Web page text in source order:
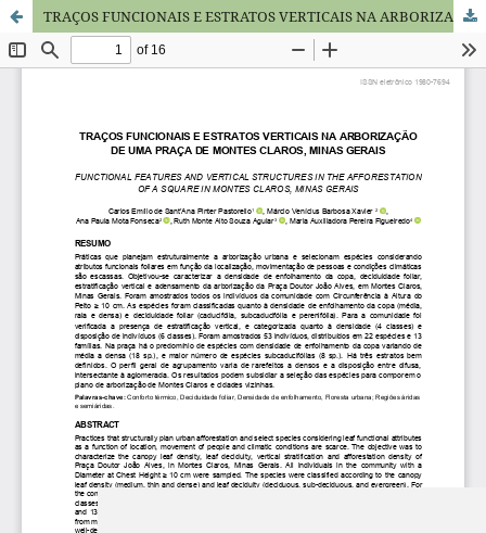
TRAÇOS FUNCIONAIS E ESTRATOS VERTICAIS NA ARBORIZAÇÃO DE UMA PRAÇA DE MONTES CLAROS, MINAS GERAIS